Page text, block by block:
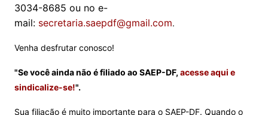
3034-8685 ou no e-
mail: secretaria.saepdf@gmail.com.
Venha desfrutar conosco!
"Se você ainda não é filiado ao SAEP-DF, acesse aqui e
sindicalize-se!".
Sua filiação é muito importante para o SAEP-DF. Quando o